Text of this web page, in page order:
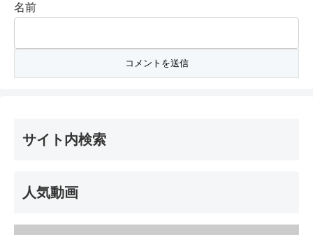
名前
サイト内検索
人気動画